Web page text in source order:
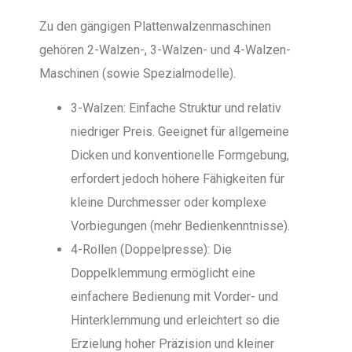
Zu den gängigen Plattenwalzenmaschinen
gehören 2-Walzen-, 3-Walzen- und 4-Walzen-
Maschinen (sowie Spezialmodelle).
3-Walzen: Einfache Struktur und relativ
niedriger Preis. Geeignet für allgemeine
Dicken und konventionelle Formgebung,
erfordert jedoch höhere Fähigkeiten für
kleine Durchmesser oder komplexe
Vorbiegungen (mehr Bedienkenntnisse).
4-Rollen (Doppelpresse): Die
Doppelklemmung ermöglicht eine
einfachere Bedienung mit Vorder- und
Hinterklemmung und erleichtert so die
Erzielung hoher Präzision und kleiner